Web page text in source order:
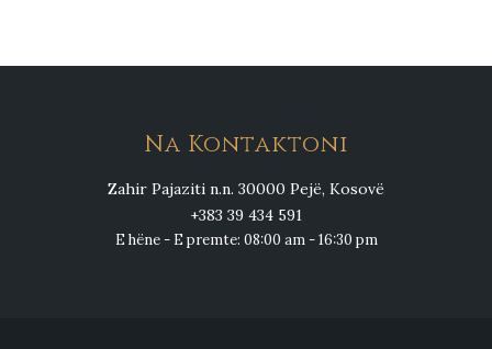
Na Kontaktoni
Zahir Pajaziti n.n. 30000 Pejë, Kosovë
+383 39 434 591
E hëne - E premte: 08:00 am - 16:30 pm